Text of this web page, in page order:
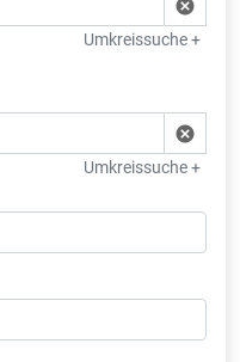
Umkreissuche +
Umkreissuche +